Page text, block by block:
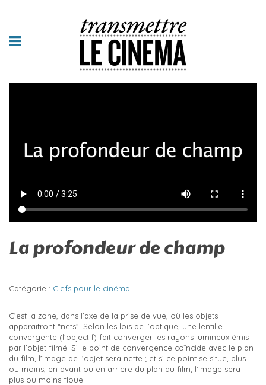
La profondeur de champ
Catégorie : Clefs pour le cinéma
C’est la zone, dans l’axe de la prise de vue, où les objets
apparaîtront “nets”. Selon les lois de l’optique, une lentille
convergente (l’objectif) fait converger les rayons lumineux émis
par l’objet filmé. Si le point de convergence coïncide avec le plan
du film, l’image de l’objet sera nette ; et si ce point se situe, plus
ou moins, en avant ou en arrière du plan du film, l’image sera
plus ou moins floue.